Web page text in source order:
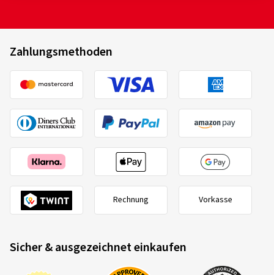
Zahlungsmethoden
Rechnung Vorkasse
Sicher & ausgezeichnet einkaufen